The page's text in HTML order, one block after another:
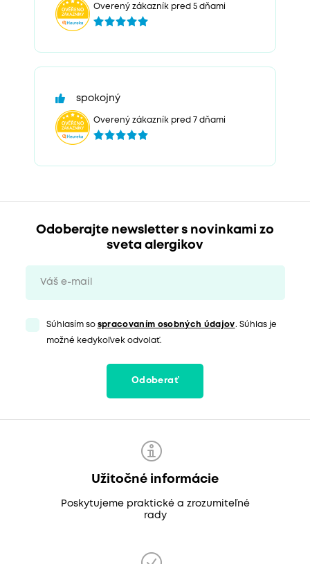
Overený zákazník pred 5 dňami
spokojný
Overený zákazník pred 7 dňami
Odoberajte newsletter s novinkami zo
sveta alergikov
Súhlasím so spracovaním osobných údajov. Súhlas je
možné kedykoľvek odvolať.
Odoberať
Užitočné informácie
Poskytujeme praktické a zrozumiteľné
rady